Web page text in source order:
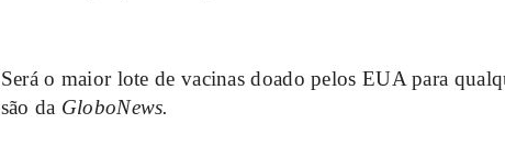
Será o maior lote de vacinas doado pelos EUA para
são da GloboNews.